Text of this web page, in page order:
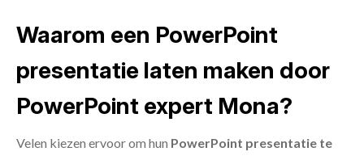
Waarom een PowerPoint
presentatie laten maken door
PowerPoint expert Mona?
Velen kiezen ervoor om hun PowerPoint presentatie te